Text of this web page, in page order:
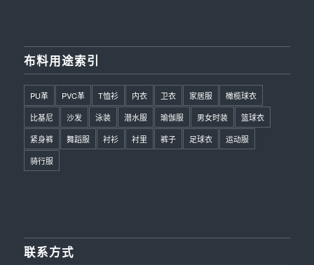
布料用途索引
PU革 PVC革 T恤衫 内衣 卫衣 家居服
橄榄球衣
比基尼
沙发 泳装 潜水服 瑜伽服 男女时装
篮球衣
紧身裤
舞蹈服 衬衫 衬里 裤子 足球衣
运动服
骑行服
联系方式